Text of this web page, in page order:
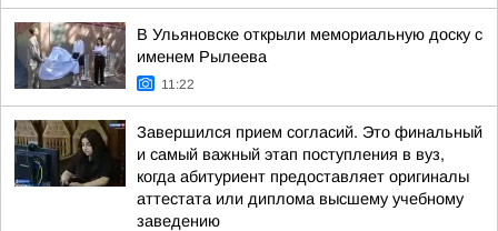
В Ульяновске открыли мемориальную доску с
именем Рылеева
11:22
Завершился прием согласий. Это финальный
и самый важный этап поступления в вуз,
когда абитуриент предоставляет оригиналы
аттестата или диплома высшему учебному
заведению